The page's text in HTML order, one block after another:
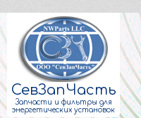
СевЗапЧасть
Запчасти и фильтры для
энергетических установок